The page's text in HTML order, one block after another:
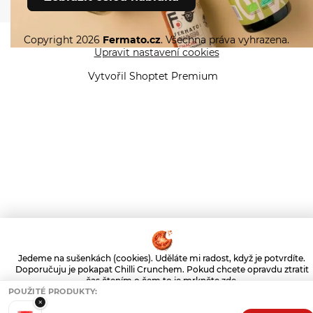
Jedeme na sušenkách (cookies). Uděláte mi radost, když je potvrdíte.
Doporučuju je pokapat Chilli Crunchem. Pokud chcete opravdu ztratit
čas čtením o čem to je mrkněte zde.
Vytvořil Shoptet Premium
Copyright 2026 Fermato.cz. Všechna práva vyhrazena.
Upravit nastavení cookies
POUŽITÉ PRODUKTY:
×